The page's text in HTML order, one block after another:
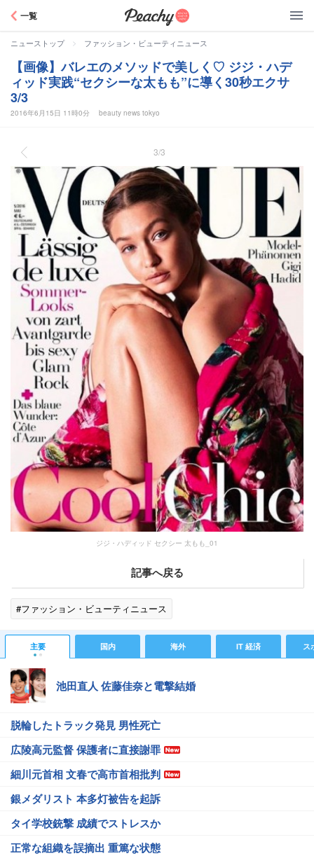
一覧
ニューストップ > ファッション・ビューティニュース
【画像】バレエのメソッドで美しく♡ ジジ・ハデ
ィッド実践“セクシーな太もも”に導く30秒エクサ
3/3
2016年6月15日 11時0分 beauty news tokyo
3/3
ジジ・ハディッド セクシー 太もも_01
記事へ戻る
#ファッション・ビューティニュース
主要 国内 海外 IT 経済 ス
池田直人 佐藤佳奈と電撃結婚
脱輪したトラック発見 男性死亡
広陵高元監督 保護者に直接謝罪
細川元首相 文春で高市首相批判
銀メダリスト 本多灯被告を起訴
タイ学校銃撃 成績でストレスか
正常な組織を誤摘出 重篤な状態